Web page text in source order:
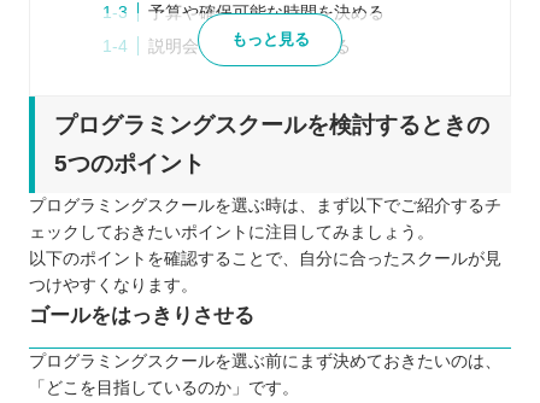
予算や確保可能な時間を決める
説明会などに参加してみる
る
受講形式は自分に合っているか
無理なく通えるスケジュールになっている
か
通うためのコストはどのくらいかかるか
サポートはどの程度行われているか
カリキュラムの質に満足できるか
もっと見る
プログラミングスクールを検討するときの
5つのポイント
プログラミングスクールを選ぶ時は、まず以下でご紹介するチ
ェックしておきたいポイントに注目してみましょう。
以下のポイントを確認することで、自分に合ったスクールが見
つけやすくなります。
ゴールをはっきりさせる
プログラミングスクールを選ぶ前にまず決めておきたいのは、
「どこを目指しているのか」です。